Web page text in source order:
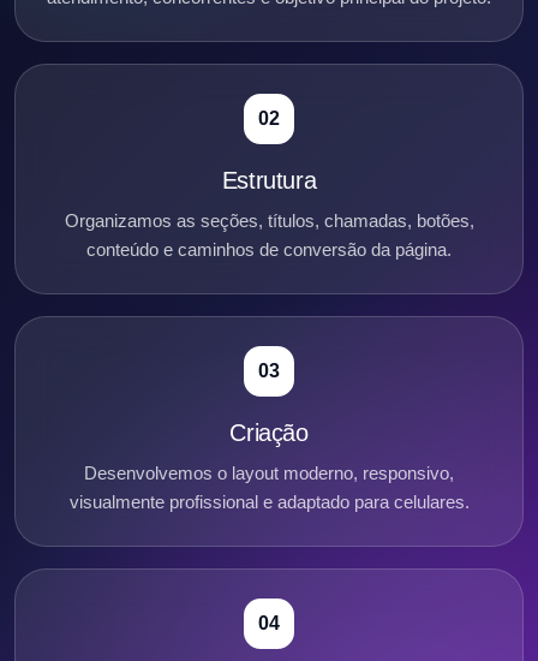
02
Estrutura
Organizamos as seções, títulos, chamadas, botões,
conteúdo e caminhos de conversão da página.
03
Criação
Desenvolvemos o layout moderno, responsivo,
visualmente profissional e adaptado para celulares.
04